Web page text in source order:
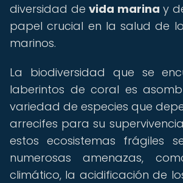
diversidad de vida marina y
papel crucial en la salud de
marinos.
La biodiversidad que se
laberintos de coral es
variedad de especies que
arrecifes para su
estos ecosistemas frágiles
numerosas amenazas,
climático, la acidificación de